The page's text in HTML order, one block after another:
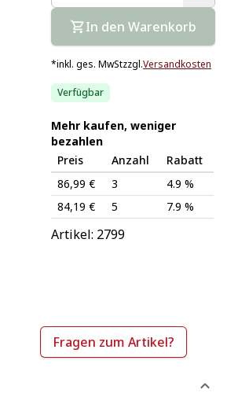
In den Warenkorb
*inkl. ges. MwStzzgl.Versandkosten
Verfügbar
Mehr kaufen, weniger
bezahlen
Preis
Anzahl
Rabatt
86,99 €
3
4.9 %
84,19 €
5 7.9 %
Artikel: 2799
Fragen zum Artikel?